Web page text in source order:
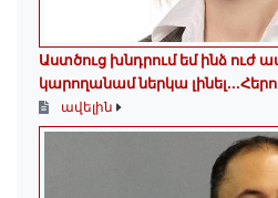
Աստծուց խնդրում եմ ինձ ուժ
կարողանամ ներկա
ավելին